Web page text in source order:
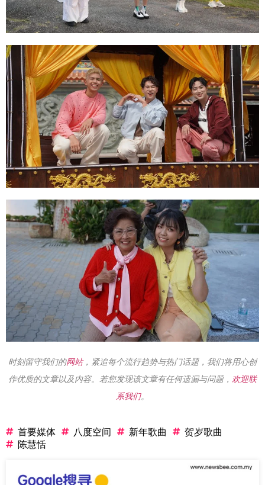
时刻留守我们的网站，紧追每个流行趋势与热门话题，我们将用心创
作优质的文章以及内容。若您发现该文章有任何遗漏与问题， 欢迎联
系我们。
首要媒体 八度空间 新年歌曲
贺岁歌曲
陈慧恬